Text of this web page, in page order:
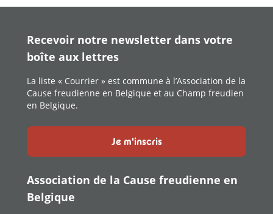
Recevoir notre newsletter dans votre
boîte aux lettres
La liste « Courrier » est commune à l’Association de la
Cause freudienne en Belgique et au Champ freudien
en Belgique.
Je m'inscris
Association de la Cause freudienne en
Belgique